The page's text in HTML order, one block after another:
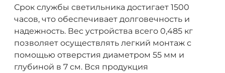
Срок службы светильника достигает 1500
часов, что обеспечивает долговечность и
надежность. Вес устройства всего 0,485 кг
позволяет осуществлять легкий монтаж с
помощью отверстия диаметром 55 мм и
глубиной в 7 см. Вся продукция